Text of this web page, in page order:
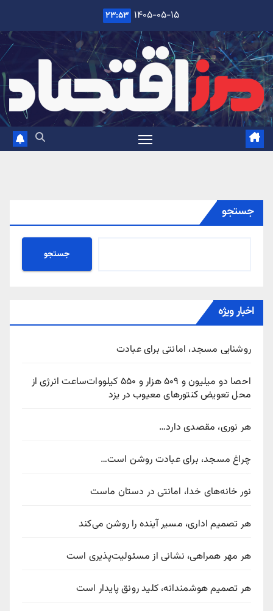
content
۱۴۰۵-۰۵-۱۵ ۲۳:۵۳
جستجو
جستجو
اخبار ویژه
روشنایی مسجد، امانتی برای عبادت
احصا دو میلیون و ۵۰۹ هزار و ۵۵۰ کیلووات‌ساعت انرژی از
محل تعویض کنتورهای معیوب در یزد
هر نوری، مقصدی دارد…
چراغ مسجد، برای عبادت روشن است…
نور خانه‌های خدا، امانتی در دستان ماست
هر تصمیم اداری، مسیر آینده را روشن می‌کند
هر مهر همراهی، نشانی از مسئولیت‌پذیری است
هر تصمیم هوشمندانه، کلید رونق پایدار است